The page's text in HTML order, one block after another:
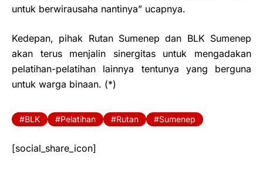
untuk berwirausaha nantinya” ucapnya.
Kedepan, pihak Rutan Sumenep dan BLK Sumenep
akan terus menjalin sinergitas untuk mengadakan
pelatihan-pelatihan lainnya tentunya yang berguna
untuk warga binaan. (*)
BLK Pelatihan Rutan Sumenep
[social_share_icon]